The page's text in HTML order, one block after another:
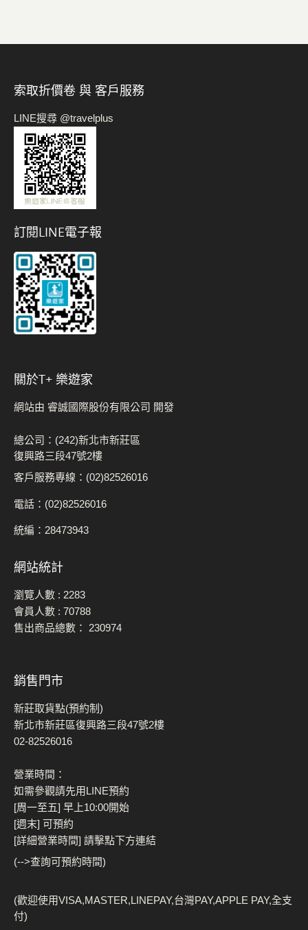
索取折價卷 與 客戶服務
LINE搜尋 @travelplus
訂閱LINE電子報
關於t+ 樂遊家
網站由 睿誠國際股份有限公司 開發
總公司：(242)新北市新莊區
復興路三段47號2樓
客戶服務專線：(02)82526016
電話：(02)82526016
統編：28473943
網站統計
瀏覽人數 : 2283
會員人數 : 70788
售出商品總數： 230974
銷售門市
新莊取貨點(預約制)
新北市新莊區復興路三段47號2樓
02-82526016
營業時間：
如需參觀請先用LINE預約
[周一至五] 早上10:00開始
[週末] 可預約
[詳細營業時間] 請擊點下方連結
(-->查詢可預約時間)
(歡迎使用VISA,MASTER,LINEPAY,台灣PAY,APPLE PAY,全支
付)